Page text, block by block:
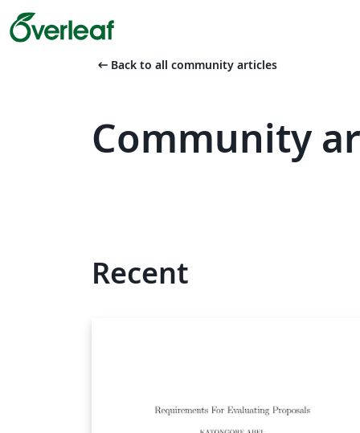
arrow_left_alt Back to all community articles
Community
Recent